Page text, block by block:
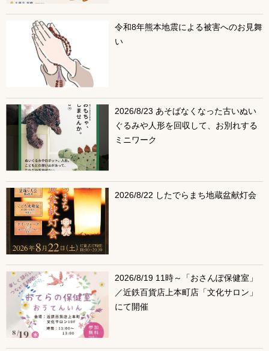
令和8年熊本地震による被害へのお見舞
い
2026/8/23 あそばなくなった古いぬい
ぐるみや人形を回収して、お別れする
ミニワーク
2026/8/22 したでらまち地蔵盆献灯会
2026/8/19 11時～「おさんぽ保健室」
／近鉄百貨店上本町店「文化サロン」
にて開催